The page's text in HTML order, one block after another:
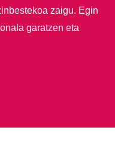
zaigu. Egin
garatzen eta